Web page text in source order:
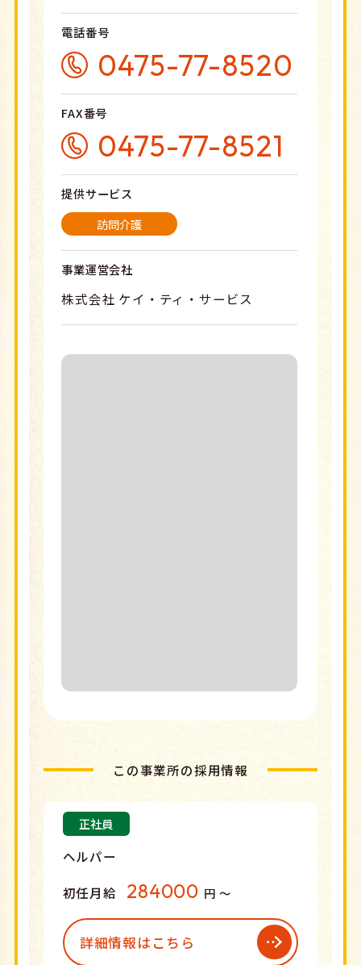
電話番号
0475-77-8520
FAX番号
0475-77-8521
提供サービス
訪問介護
事業運営会社
株式会社 ケイ・ティ・サービス
この事業所の採用情報
正社員
ヘルパー
初任月給 284000 円 〜
詳細情報はこちら